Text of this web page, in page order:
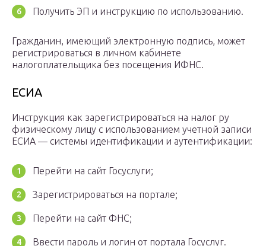
Получить ЭП и инструкцию по использованию.
Гражданин, имеющий электронную подпись, может
регистрироваться в личном кабинете
налогоплательщика без посещения ИФНС.
ЕСИА
Инструкция как зарегистрироваться на налог ру
физическому лицу с использованием учетной записи
ЕСИА — системы идентификации и аутентификации:
Перейти на сайт Госуслуги;
Зарегистрироваться на портале;
Перейти на сайт ФНС;
Ввести пароль и логин от портала Госуслуг.